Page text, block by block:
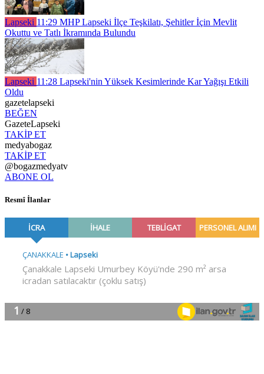
Lapseki 11:29 MHP Lapseki İlçe Teşkilatı, Şehitler İçin Mevlit
Okuttu ve Tatlı İkramında Bulundu
Lapseki 11:28 Lapseki'nin Yüksek Kesimlerinde Kar Yağışı Etkili
Oldu
gazetelapseki
BEĞEN
GazeteLapseki
TAKİP ET
medyabogaz
TAKİP ET
@bogazmedyatv
ABONE OL
Resmî İlanlar